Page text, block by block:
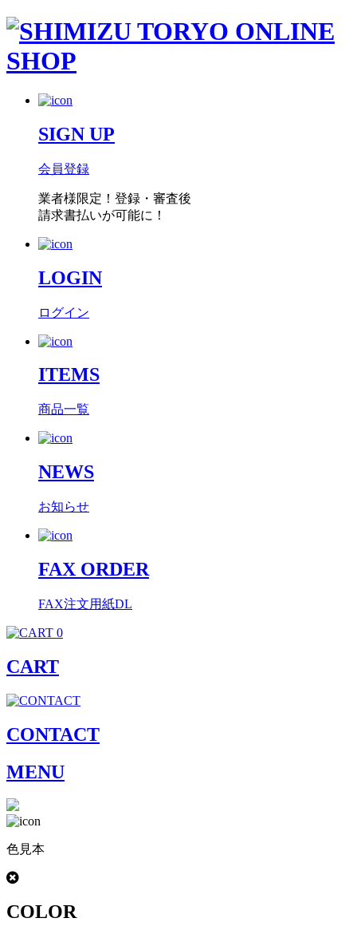
SIGN UP
会員登録
業者様限定！ 登録・審査後
請求書払いが可能に！
LOGIN
ログイン
ITEMS
商品一覧
NEWS
お知らせ
FAX ORDER
FAX注文用紙DL
0
CART
CONTACT
MENU
色見本
COLOR